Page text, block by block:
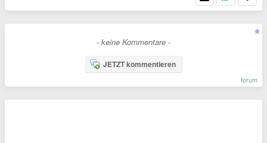
- keine Kommentare -
JETZT kommentieren
forum